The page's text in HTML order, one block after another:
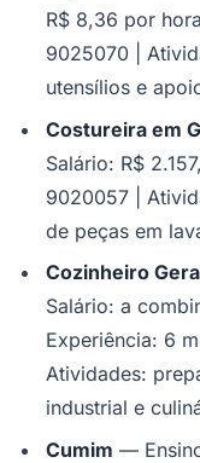
R$ 8,36 por
9025070 |
utensílios e
Costureira em
Salário: R$
9020057 |
de peças em
Cozinheiro
Salário: a
Experiência: 6
Atividades:
industrial e
Cumim —